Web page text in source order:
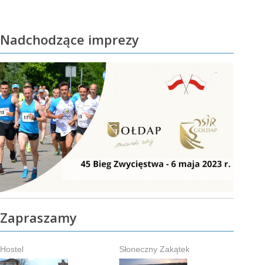
Nadchodzące imprezy
Zapraszamy
Hostel Słoneczny Zakątek